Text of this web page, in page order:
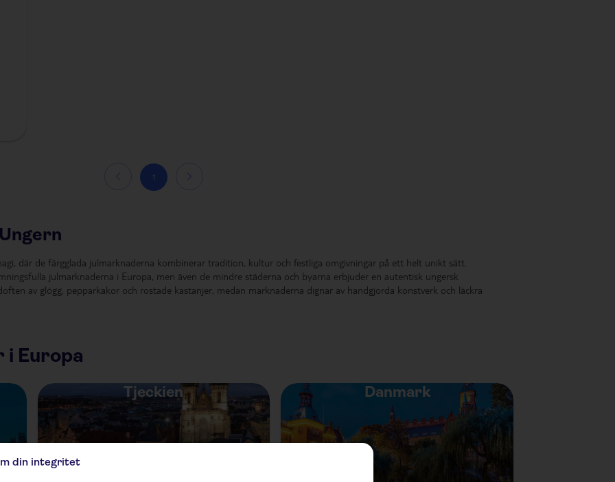
1
där de färgglada julmarknaderna kombinerar tradition, kultur och festliga omgivningar på ett helt unikt sätt.
julmarknaderna i Europa, men även de mindre städerna och byarna erbjuder en autentisk ungersk
av glögg, pepparkakor och rostade kastanjer, medan marknaderna dignar av handgjorda konstverk och läckra
i Europa
Tjeckien Danmark
din integritet